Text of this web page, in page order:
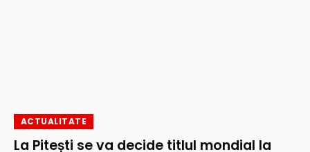
ACTUALITATE
La Pitești se va decide titlul mondial la